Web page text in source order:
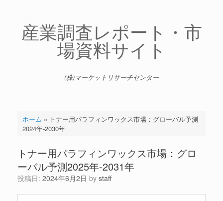
産業調査レポート・市
場資料サイト
(株)マーケットリサーチセンター
ホーム » トナー用パラフィンワックス市場：グローバル予測
2024年-2030年
トナー用パラフィンワックス市場：グロ
ーバル予測2025年-2031年
投稿日: 2024年6月2日 by staff